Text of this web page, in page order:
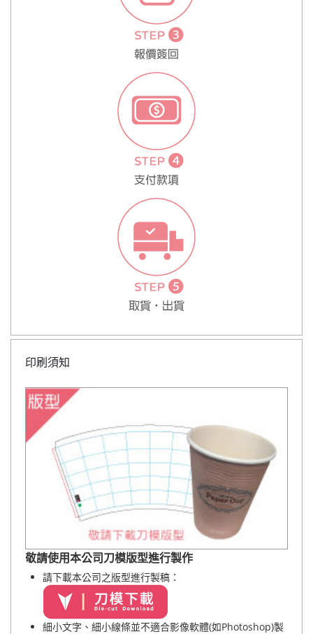
印刷須知
敬請使用本公司刀模版型進行製作
請下載本公司之版型進行製稿：
細小文字、細小線條並不適合影像軟體(如Photoshop)製